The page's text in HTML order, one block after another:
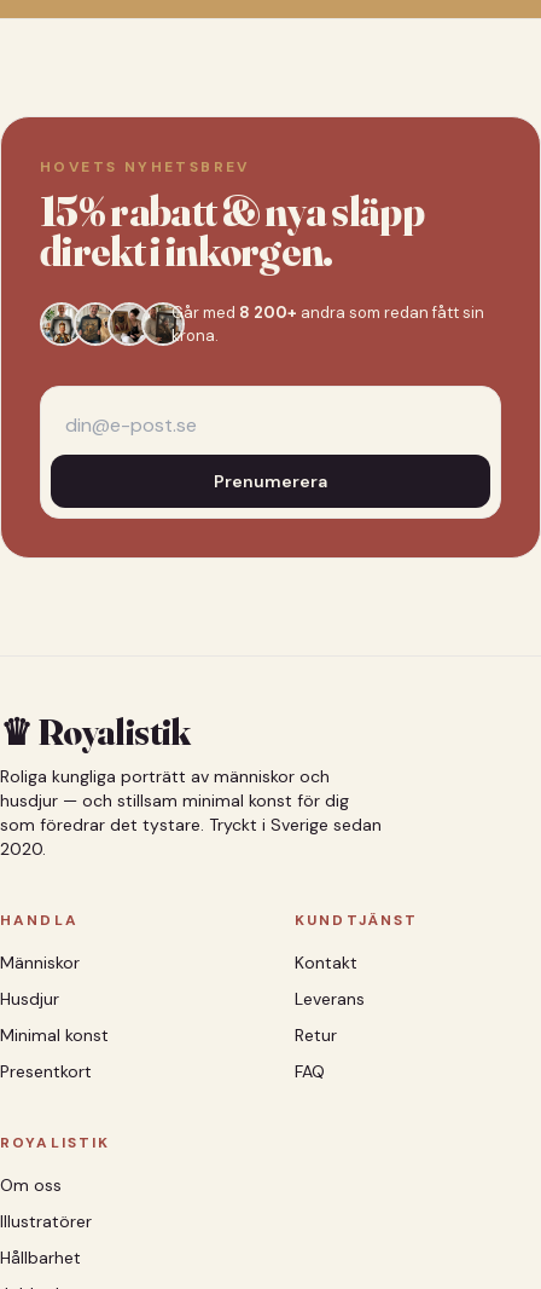
HOVETS NYHETSBREV
15% rabatt & nya släpp
direkt i inkorgen.
Går med 8 200+ andra som redan fått sin
krona.
Prenumerera
♛ Royalistik
Roliga kungliga porträtt av människor och
husdjur — och stillsam minimal konst för dig
som föredrar det tystare. Tryckt i Sverige sedan
2020.
HANDLA
Människor
Husdjur
Minimal konst
Presentkort
KUNDTJÄNST
Kontakt
Leverans
Retur
FAQ
ROYALISTIK
Om oss
Illustratörer
Hållbarhet